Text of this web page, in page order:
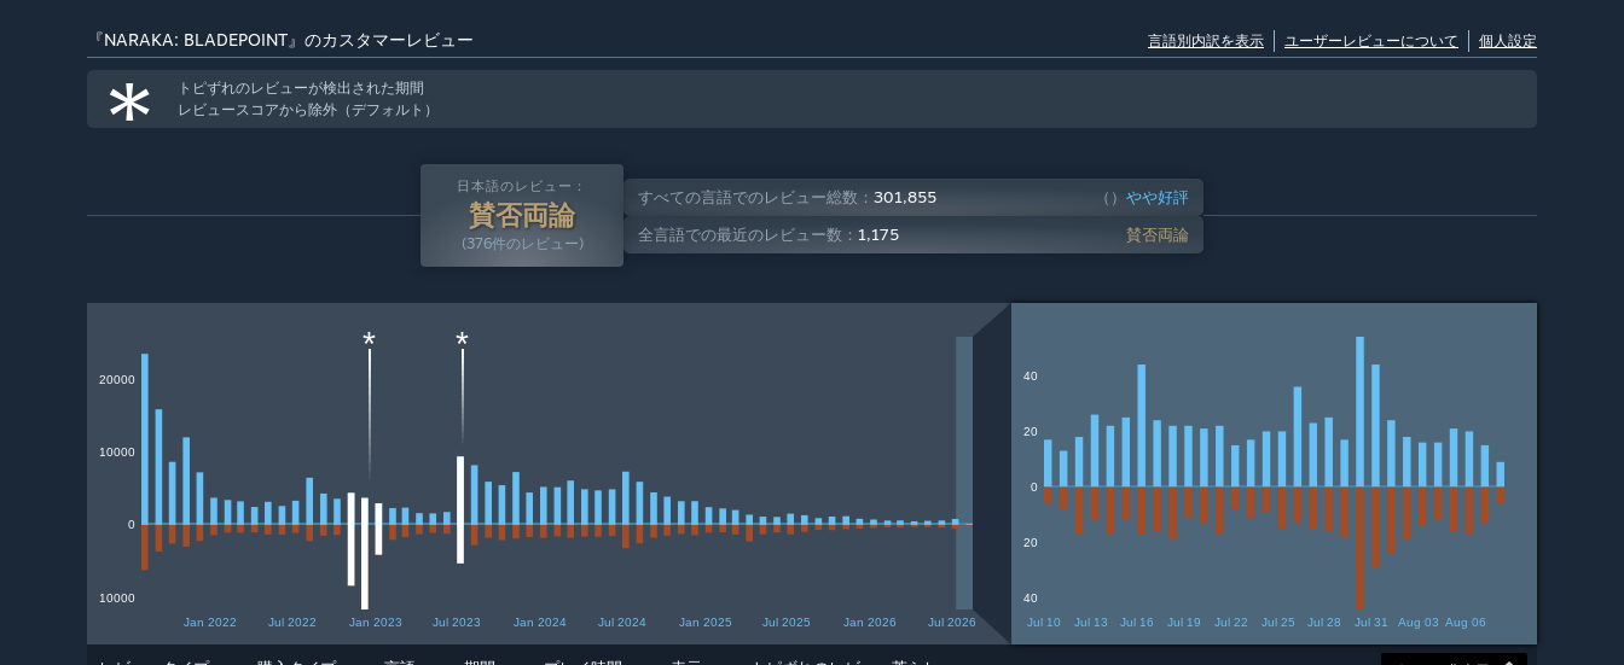
『NARAKA: BLADEPOINT』のカスタマーレビュー 言語別内訳を表示 ユーザーレビューについて 個人設定
*
トピずれのレビューが検出された期間
レビュースコアから除外（デフォルト）
日本語のレビュー：
賛否両論
(376件のレビュー)
すべての言語でのレビュー総数： 301,855 （ やや好評
）
全言語での最近のレビュー数： 1,175 賛否両論
Jan 2022 Jul 2022 Jan 2023 Jul 2023 Jan 2024 Jul 2024 Jan 2025 Jul 2025 Jan 2026 Jul 2026
0
10000
10000
20000
* *
Jul 10 Jul 13 Jul 16 Jul 19 Jul 22 Jul 25 Jul 28 Jul 31 Aug 03 Aug 06
0
20
20
40
40